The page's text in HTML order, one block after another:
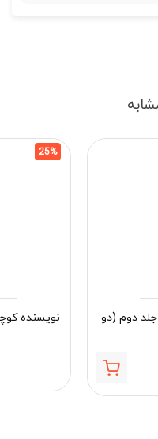
های آموزشی پیش دبستانی 2 جلد دوم (دو
25%
نویسنده